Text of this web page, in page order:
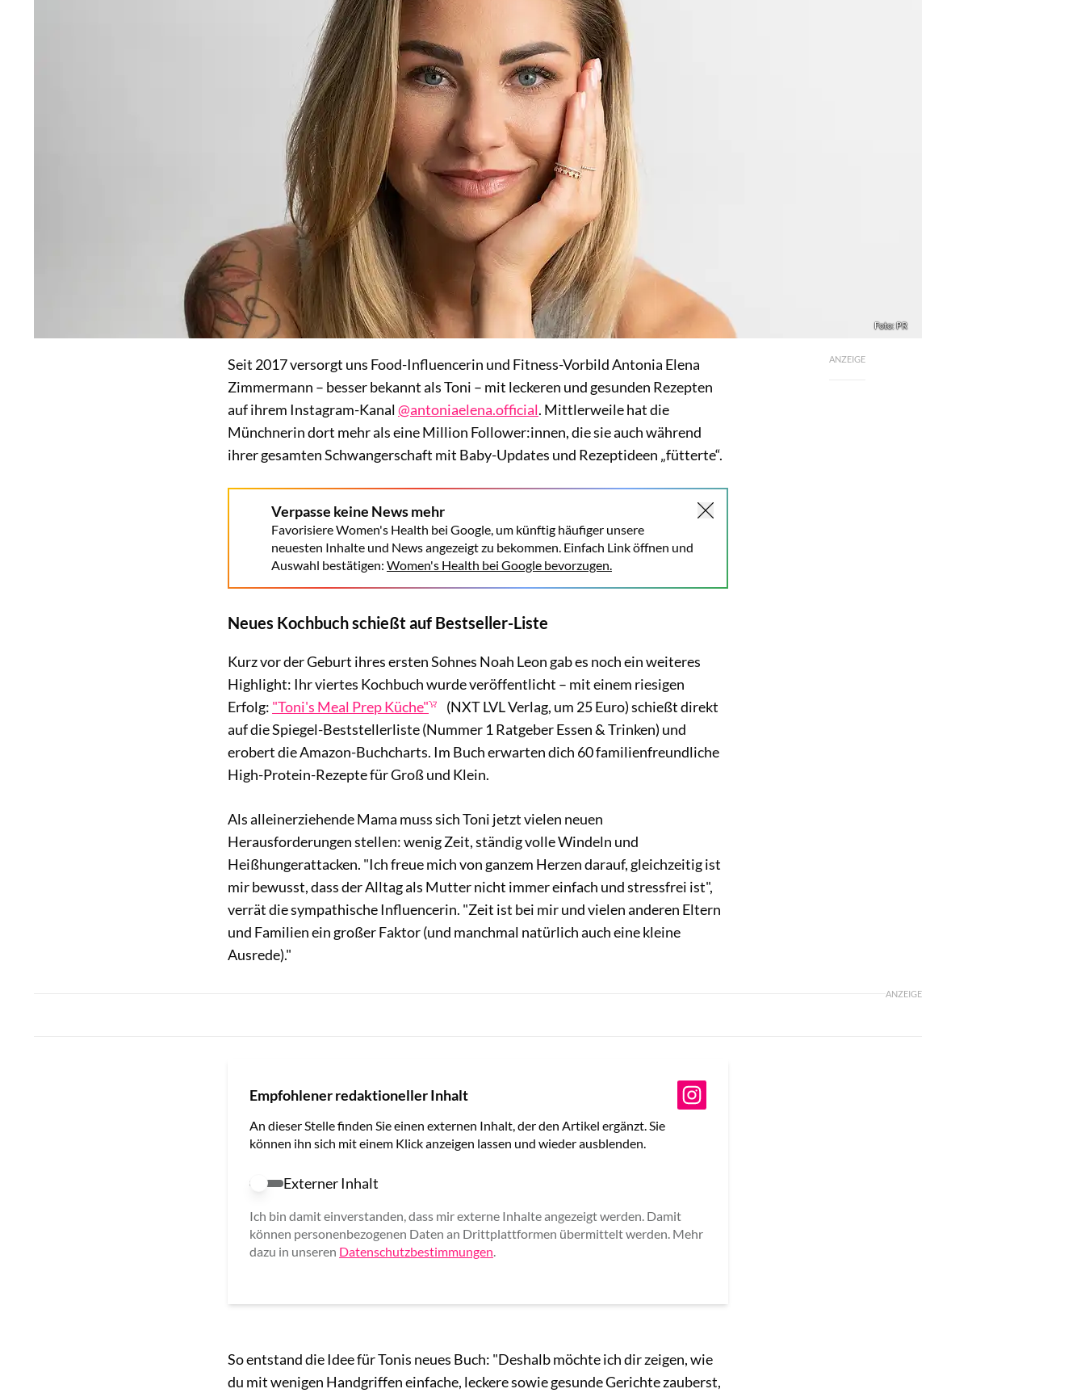
Foto: PR
ANZEIGE
Seit 2017 versorgt uns Food-Influencerin und Fitness-Vorbild Antonia Elena
Zimmermann – besser bekannt als Toni – mit leckeren und gesunden Rezepten
auf ihrem Instagram-Kanal@antoniaelena.official. Mittlerweile hat die
Münchnerin dort mehr als eine Million Follower:innen, die sie auch während
ihrer gesamten Schwangerschaft mit Baby-Updates und Rezeptideen „fütterte“.
Verpasse keine News mehr
Favorisiere Women's Health bei Google, um künftig häufiger unsere
neuesten Inhalte und News angezeigt zu bekommen. Einfach Link öffnen und
Auswahl bestätigen: Women's Health bei Google bevorzugen.
Neues Kochbuch schießt auf Bestseller-Liste
Kurz vor der Geburt ihres ersten Sohnes Noah Leon gab es noch ein weiteres
Highlight: Ihr viertes Kochbuch wurde veröffentlicht – mit einem riesigen
Erfolg: "Toni's Meal Prep Küche"
(NXT LVL Verlag, um 25 Euro) schießt direkt
auf die Spiegel-Beststellerliste (Nummer 1 Ratgeber Essen & Trinken) und
erobert die Amazon-Buchcharts. Im Buch erwarten dich 60 familienfreundliche
High-Protein-Rezepte für Groß und Klein.
Als alleinerziehende Mama muss sich Toni jetzt vielen neuen
Herausforderungen stellen: wenig Zeit, ständig volle Windeln und
Heißhungerattacken. "Ich freue mich von ganzem Herzen darauf, gleichzeitig ist
mir bewusst, dass der Alltag als Mutter nicht immer einfach und stressfrei ist",
verrät die sympathische Influencerin. "Zeit ist bei mir und vielen anderen Eltern
und Familien ein großer Faktor (und manchmal natürlich auch eine kleine
Ausrede)."
ANZEIGE
Empfohlener redaktioneller Inhalt
An dieser Stelle finden Sie einen externen Inhalt, der den Artikel ergänzt. Sie
können ihn sich mit einem Klick anzeigen lassen und wieder ausblenden.
Externer Inhalt erlauben
Externer Inhalt
Ich bin damit einverstanden, dass mir externe Inhalte angezeigt werden. Damit
können personenbezogenen Daten an Drittplattformen übermittelt werden. Mehr
dazu in unseren Datenschutzbestimmungen
So entstand die Idee für Tonis neues Buch: "Deshalb möchte ich dir zeigen, wie
du mit wenigen Handgriffen einfache, leckere sowie gesunde Gerichte zauberst,